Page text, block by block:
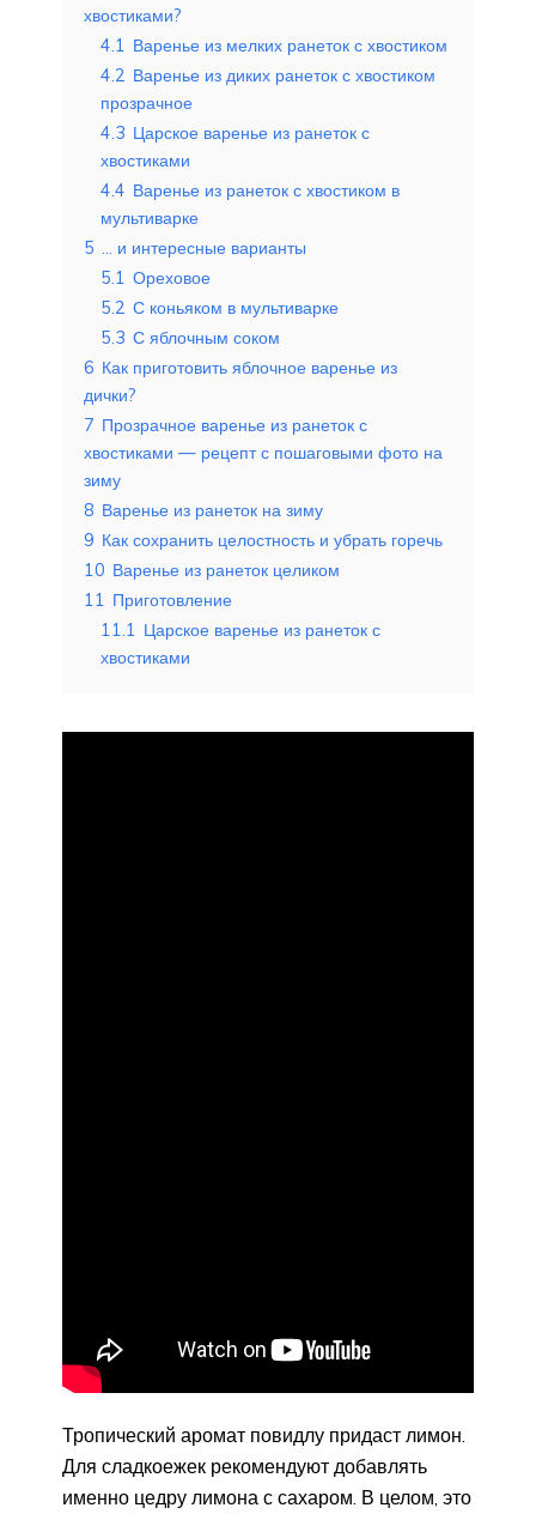
хвостиками?
4.1 Варенье из мелких ранеток с хвостиком
4.2 Варенье из диких ранеток с хвостиком
прозрачное
4.3 Царское варенье из ранеток с
хвостиками
4.4 Варенье из ранеток с хвостиком в
мультиварке
5 … и интересные варианты
5.1 Ореховое
5.2 С коньяком в мультиварке
5.3 С яблочным соком
6 Как приготовить яблочное варенье из
дички?
7 Прозрачное варенье из ранеток с
хвостиками — рецепт с пошаговыми фото на
зиму
8 Варенье из ранеток на зиму
9 Как сохранить целостность и убрать горечь
10 Варенье из ранеток целиком
11 Приготовление
11.1 Царское варенье из ранеток с
хвостиками
Тропический аромат повидлу придаст лимон.
Для сладкоежек рекомендуют добавлять
именно цедру лимона с сахаром. В целом, это